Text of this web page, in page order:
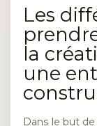
Les
la
une
Dans le but